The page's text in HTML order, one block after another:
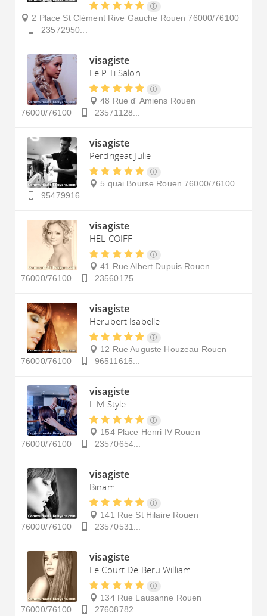
2 Place St Clément Rive Gauche Rouen 76000/76100
23572950...
visagiste
Le P'Ti Salon
48 Rue d' Amiens Rouen
76000/76100
23571128...
visagiste
Perdrigeat Julie
5 quai Bourse Rouen 76000/76100
95479916...
visagiste
HEL COIFF
41 Rue Albert Dupuis Rouen
76000/76100
23560175...
visagiste
Herubert Isabelle
12 Rue Auguste Houzeau Rouen
76000/76100
96511615...
visagiste
L.M Style
154 Place Henri IV Rouen
76000/76100
23570654...
visagiste
Binam
141 Rue St Hilaire Rouen
76000/76100
23570531...
visagiste
Le Court De Beru William
134 Rue Lausanne Rouen
76000/76100
27608782...